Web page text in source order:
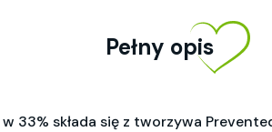
Pełny opis
33% składa się z tworzywa